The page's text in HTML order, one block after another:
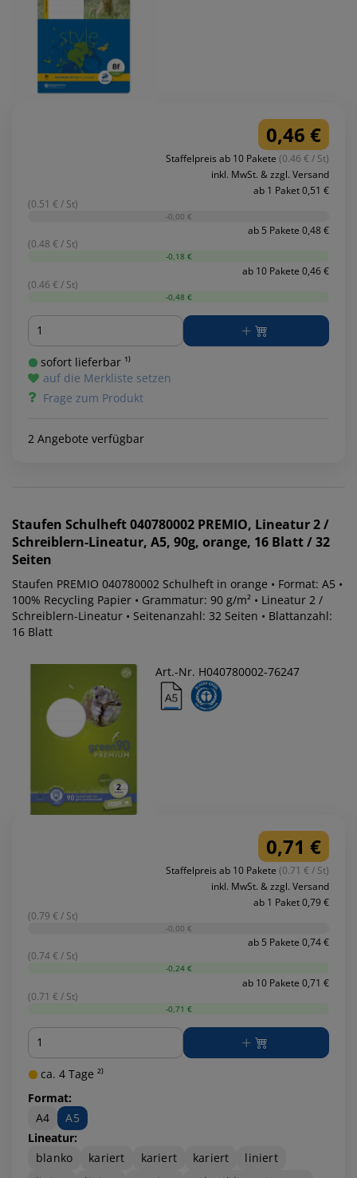
0,46 €
Staffelpreis ab 10 Pakete (0.46 € / St)
inkl. MwSt. & zzgl. Versand
ab 1 Paket 0,51 €
(0.51 € / St)
-0,00 €
ab 5 Pakete 0,48 €
(0.48 € / St)
-0,18 €
ab 10 Pakete 0,46 €
(0.46 € / St)
-0,48 €
Menge
sofort lieferbar ¹⁾
auf die Merkliste setzen
Frage zum Produkt
2 Angebote verfügbar
Staufen Schulheft 040780002 PREMIO, Lineatur 2 /
Schreiblern-Lineatur, A5, 90g, orange, 16 Blatt / 32
Seiten
Staufen PREMIO 040780002 Schulheft in orange • Format: A5 •
100% Recycling Papier • Grammatur: 90 g/m² • Lineatur 2 /
Schreiblern-Lineatur • Seitenanzahl: 32 Seiten • Blattanzahl:
16 Blatt
Art.-Nr. H040780002-76247
0,71 €
Staffelpreis ab 10 Pakete (0.71 € / St)
inkl. MwSt. & zzgl. Versand
ab 1 Paket 0,79 €
(0.79 € / St)
-0,00 €
ab 5 Pakete 0,74 €
(0.74 € / St)
-0,24 €
ab 10 Pakete 0,71 €
(0.71 € / St)
-0,71 €
Menge
ca. 4 Tage ²⁾
Format:
A4
A5
Lineatur:
blanko
kariert kariert kariert
liniert